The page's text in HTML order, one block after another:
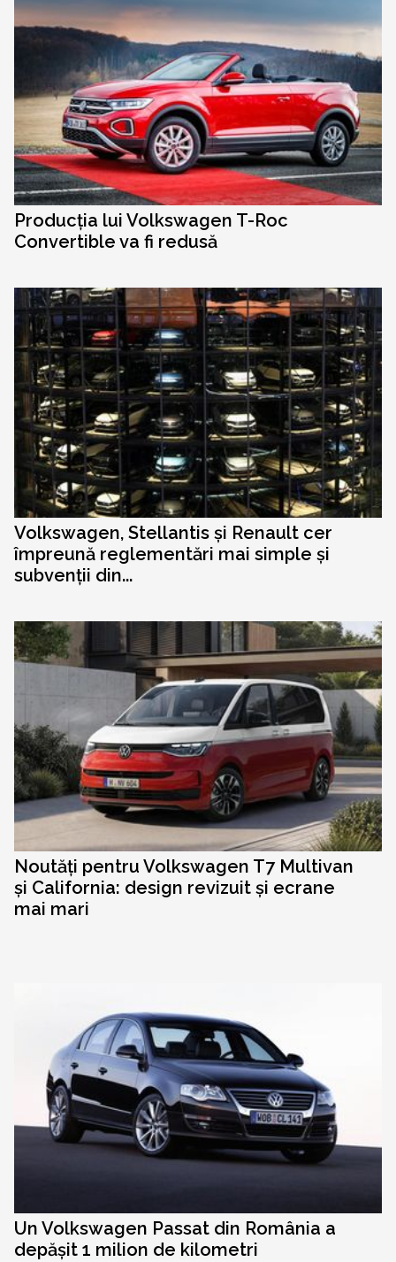
Producția lui Volkswagen T-Roc
Convertible va fi redusă
Volkswagen, Stellantis și Renault cer
împreună reglementări mai simple și
subvenții din...
Noutăți pentru Volkswagen T7 Multivan
și California: design revizuit și ecrane
mai mari
Un Volkswagen Passat din România a
depășit 1 milion de kilometri